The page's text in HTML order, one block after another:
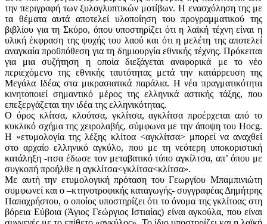
την περιγραφή των ξυλογλυπτικών μοτίβων. Η ενασχόληση της με
τα θέματα αυτά αποτελεί υλοποίηση του προγραμματικού της
βιβλίου για τη Σκύρο, όπου υποστηρίζει ότι η λαϊκή τέχνη είναι η
υλική έκφραση της ψυχής του λαού και ότι η μελέτη της αποτελεί
αναγκαία προϋπόθεση για τη δημιουργία εθνικής τέχνης. Πρόκειται
για μια συζήτηση η οποία διεξάγεται αναφορικά με το νέο
περιεχόμενο της εθνικής ταυτότητας μετά την κατάρρευση της
Μεγάλα Ιδέας στα μικρασιατικά παράλια. Η νέα πραγματικότητα
κινητοποιεί σημαντικό μέρος της ελληνικά αστικής τάξης, που
επεξεργάζεται την ιδέα της ελληνικότητας.
Ο όρος κλίτσα, κλούτσα, γκλίτσα, αγκλίτσα προέρχεται από το
κυκλικό σχήμα της χειρολαβής, σύμφωνα με την άποψη του Hocg.
Η «ετυμολογία της λέξης κλίτοα <αγκλίτσα> μπορεί να αναχθεί
στο αρχαίο ελληνικό αγκύλο, που με τη νεότερη υποκοριστική
κατάληξη -ιτσα έδωσε τον μεταβατικό τύπο αγκίλτσα, απ’ όπου με
συγκοπή προήλθε η αγκλίτσα<γκλίτσα<κλίτσα».
Με αυτή την ετυμολογική πρόταση του Γεωργίου Μπαμπινιώτη
συμφωνεί και ο –κτηνοτροφικής καταγωγής- συγγραφέας Δημήτρης
Παπαχρήστου, ο οποίος υποστηρίζει ότι το όνομα της γκλίτοας στη
βόρεια Εύβοια (Άγιος Γεώργιος Ιστιαίας) είναι αγκούλα, που είναι